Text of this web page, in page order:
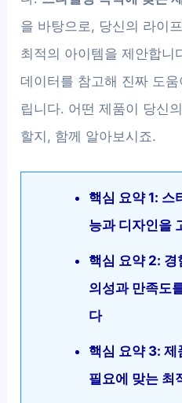
을 바탕으로, 당신의 라이
최적의 아이템을 제안합니
데이터를 참고해 진짜 도
립니다. 어떤 제품이 당신
할지, 함께 알아보시죠.
핵심 요약 1: 스
능과 디자인을
핵심 요약 2: 경
의성과 만족도
다
핵심 요약 3: 제
필요에 맞는 최